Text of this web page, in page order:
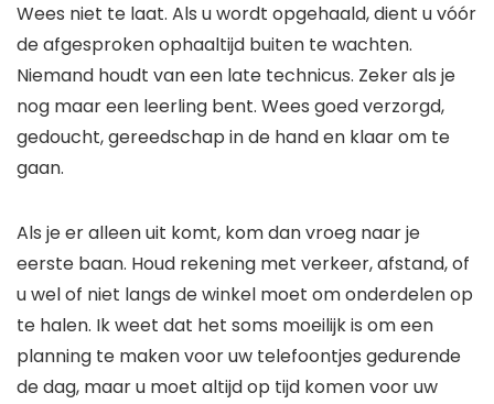
Wees niet te laat. Als u wordt opgehaald, dient u vóór
de afgesproken ophaaltijd buiten te wachten.
Niemand houdt van een late technicus. Zeker als je
nog maar een leerling bent. Wees goed verzorgd,
gedoucht, gereedschap in de hand en klaar om te
gaan.
Als je er alleen uit komt, kom dan vroeg naar je
eerste baan. Houd rekening met verkeer, afstand, of
u wel of niet langs de winkel moet om onderdelen op
te halen. Ik weet dat het soms moeilijk is om een ​​
planning te maken voor uw telefoontjes gedurende
de dag, maar u moet altijd op tijd komen voor uw